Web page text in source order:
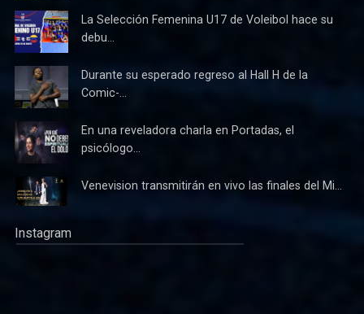
La Selección Femenina U17 de Voleibol hace su
debu...
Durante su esperado regreso al Hall H de la
Comic-...
En una reveladora charla en Portadas, el
psicólogo...
Venevision transmitirán en vivo las finales del Mi...
Instagram